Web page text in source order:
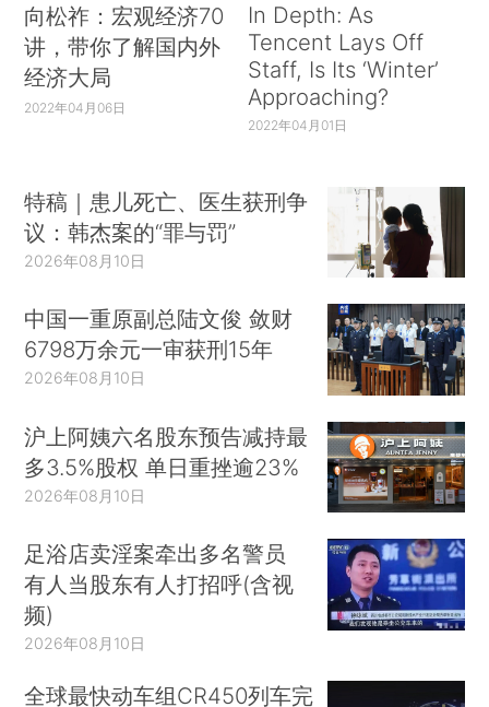
向松祚：宏观经济70
讲，带你了解国内外
经济大局
2022年04月06日
In Depth: As
Tencent Lays Off
Staff, Is Its ‘Winter’
Approaching?
2022年04月01日
特稿｜患儿死亡、医生获刑争
议：韩杰案的“罪与罚”
2026年08月10日
中国一重原副总陆文俊 敛财
6798万余元一审获刑15年
2026年08月10日
沪上阿姨六名股东预告减持最
多3.5%股权 单日重挫逾23%
2026年08月10日
足浴店卖淫案牵出多名警员
有人当股东有人打招呼(含视
频)
2026年08月10日
全球最快动车组CR450列车完